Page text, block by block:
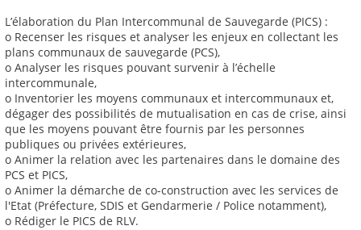
L’élaboration du Plan Intercommunal de Sauvegarde (PICS) :
o Recenser les risques et analyser les enjeux en collectant les
plans communaux de sauvegarde (PCS),
o Analyser les risques pouvant survenir à l’échelle
intercommunale,
o Inventorier les moyens communaux et intercommunaux et,
dégager des possibilités de mutualisation en cas de crise, ainsi
que les moyens pouvant être fournis par les personnes
publiques ou privées extérieures,
o Animer la relation avec les partenaires dans le domaine des
PCS et PICS,
o Animer la démarche de co-construction avec les services de
l'Etat (Préfecture, SDIS et Gendarmerie / Police notamment),
o Rédiger le PICS de RLV.